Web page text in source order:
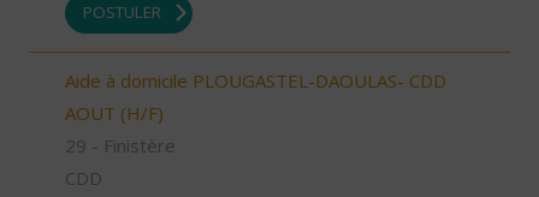
POSTULER
Aide à domicile PLOUGASTEL-DAOULAS- CDD
AOUT (H/F)
29 - Finistère
CDD